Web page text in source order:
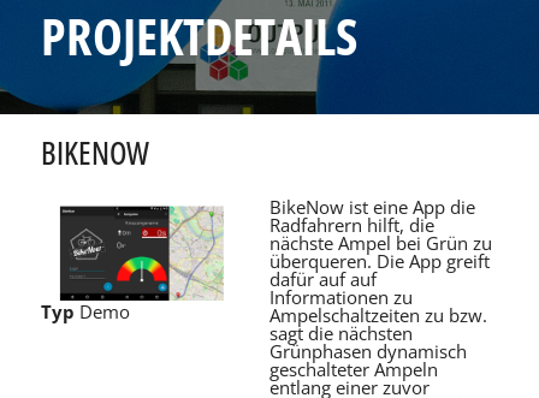
PROJEKTDETAILS
BIKENOW
Typ Demo
BikeNow ist eine App die
Radfahrern hilft, die
nächste Ampel bei Grün zu
überqueren. Die App greift
dafür auf auf
Informationen zu
Ampelschaltzeiten zu bzw.
sagt die nächsten
Grünphasen dynamisch
geschalteter Ampeln
entlang einer zuvor